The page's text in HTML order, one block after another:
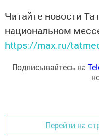
Читайте новости
национальном
https://max.ru/
Подписывайтесь на
Перейти на